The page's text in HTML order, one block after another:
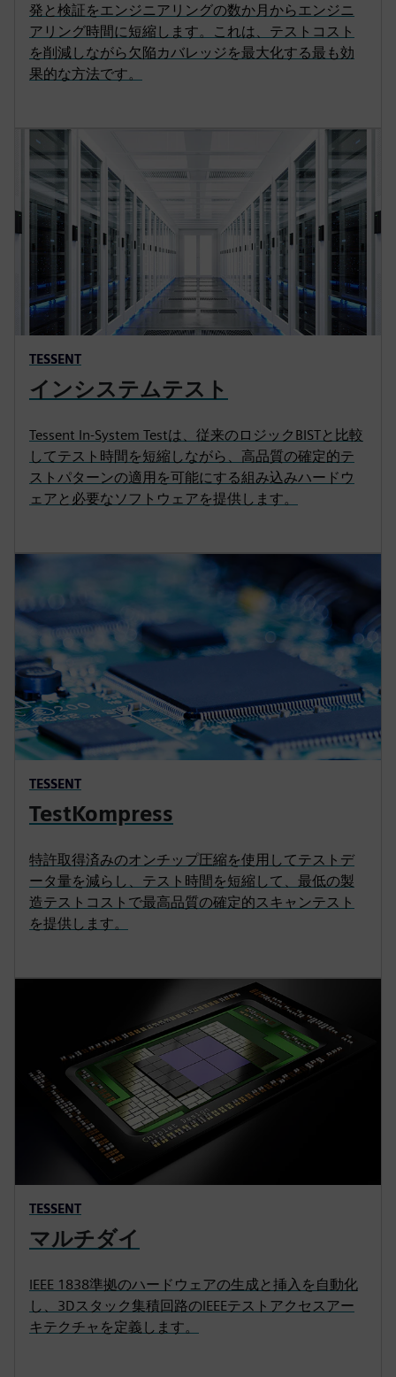
発と検証をエンジニアリングの数か月からエンジニ
アリング時間に短縮します。これは、テストコスト
を削減しながら欠陥カバレッジを最大化する最も効
果的な方法です。
TESSENT
インシステムテスト
Tessent In-System Testは、従来のロジックBISTと比較
してテスト時間を短縮しながら、高品質の確定的テ
ストパターンの適用を可能にする組み込みハードウ
ェアと必要なソフトウェアを提供します。
TESSENT
TestKompress
特許取得済みのオンチップ圧縮を使用してテストデ
ータ量を減らし、テスト時間を短縮して、最低の製
造テストコストで最高品質の確定的スキャンテスト
を提供します。
TESSENT
マルチダイ
IEEE 1838準拠のハードウェアの生成と挿入を自動化
し、3Dスタック集積回路のIEEEテストアクセスアー
キテクチャを定義します。